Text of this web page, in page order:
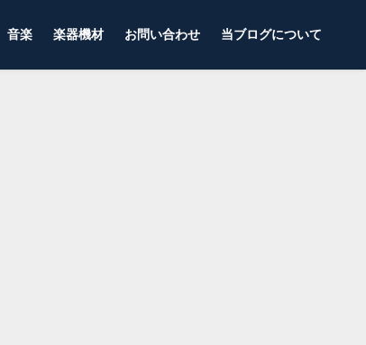
音楽 楽器機材 お問い合わせ 当ブログについて